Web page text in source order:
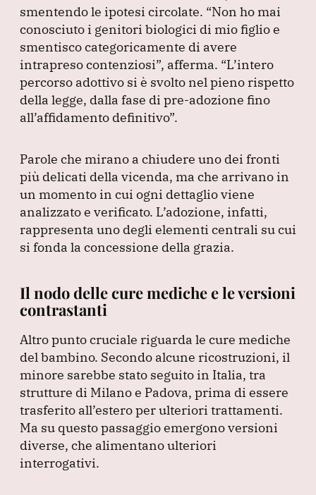
smentendo le ipotesi circolate. “Non ho mai
conosciuto i genitori biologici di mio figlio e
smentisco categoricamente di avere
intrapreso contenziosi”, afferma. “L’intero
percorso adottivo si è svolto nel pieno rispetto
della legge, dalla fase di pre-adozione fino
all’affidamento definitivo”.
Parole che mirano a chiudere uno dei fronti
più delicati della vicenda, ma che arrivano in
un momento in cui ogni dettaglio viene
analizzato e verificato. L’adozione, infatti,
rappresenta uno degli elementi centrali su cui
si fonda la concessione della grazia.
Il nodo delle cure mediche e le versioni
contrastanti
Altro punto cruciale riguarda le cure mediche
del bambino. Secondo alcune ricostruzioni, il
minore sarebbe stato seguito in Italia, tra
strutture di Milano e Padova, prima di essere
trasferito all’estero per ulteriori trattamenti.
Ma su questo passaggio emergono versioni
diverse, che alimentano ulteriori
interrogativi.